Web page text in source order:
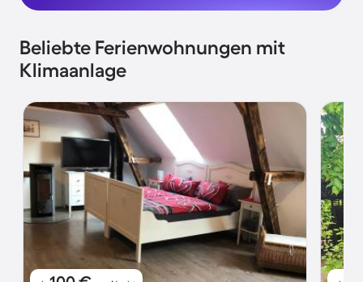
Beliebte Ferienwohnungen mit
Klimaanlage